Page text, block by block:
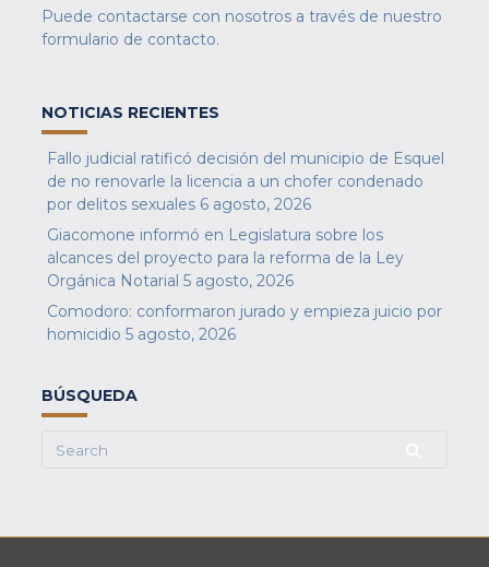
Puede contactarse con nosotros a través de nuestro
formulario de contacto.
NOTICIAS RECIENTES
Fallo judicial ratificó decisión del municipio de Esquel
de no renovarle la licencia a un chofer condenado
por delitos sexuales 6 agosto, 2026
Giacomone informó en Legislatura sobre los
alcances del proyecto para la reforma de la Ley
Orgánica Notarial 5 agosto, 2026
Comodoro: conformaron jurado y empieza juicio por
homicidio 5 agosto, 2026
BÚSQUEDA
Search